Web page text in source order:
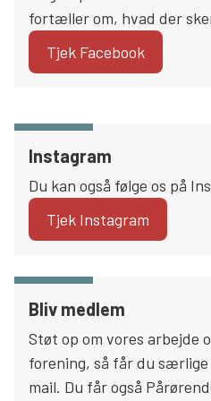
fortæller om, hvad der
Tjek Facebook
Instagram
Du kan også følge os på
Tjek Instagram
Bliv medlem
Støt op om vores arbejde
forening, så får du
mail. Du får også